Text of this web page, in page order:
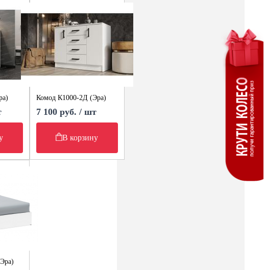
Комод К1000-2Д (Эра)
7 100 руб. / шт
В корзину